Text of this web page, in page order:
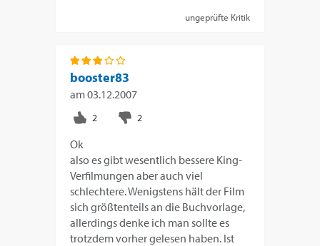
ungeprüfte Kritik
booster83
am03.12.2007
Ok
also es gibt wesentlich bessere King-
Verfilmungen aber auch viel
schlechtere. Wenigstens hält der Film
sich größtenteils an die Buchvorlage,
allerdings denke ich man sollte es
trotzdem vorher gelesen haben. Ist